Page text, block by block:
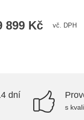
899 Kč vč. DPH
dní
s